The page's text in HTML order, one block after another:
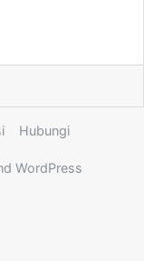
Hubungi
WordPress